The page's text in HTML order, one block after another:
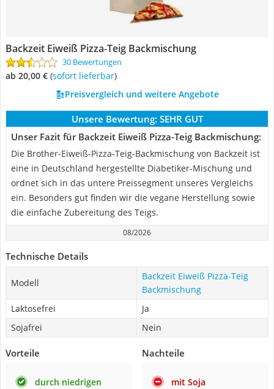
Backzeit Eiweiß Pizza-Teig Backmischung
30 Bewertungen
ab 20,00 € ( Sofort lieferbar)
Preisvergleich und weitere Angebote
Unsere Bewertung: SEHR GUT
Unser Fazit für Backzeit Eiweiß Pizza-Teig Backmischung:
Die Brother-Eiweiß-Pizza-Teig-Backmischung von Backzeit ist
eine in Deutschland hergestellte Diabetiker-Mischung und
ordnet sich in das untere Preissegment unseres Vergleichs
ein. Besonders gut finden wir die vegane Herstellung sowie
die einfache Zubereitung des Teigs.
08/2026
Technische Details
Modell
Backzeit Eiweiß Pizza-Teig
Backmischung
Laktosefrei
Ja
Sojafrei
Nein
Vorteile
durch niedrigen
Nachteile
mit Soja